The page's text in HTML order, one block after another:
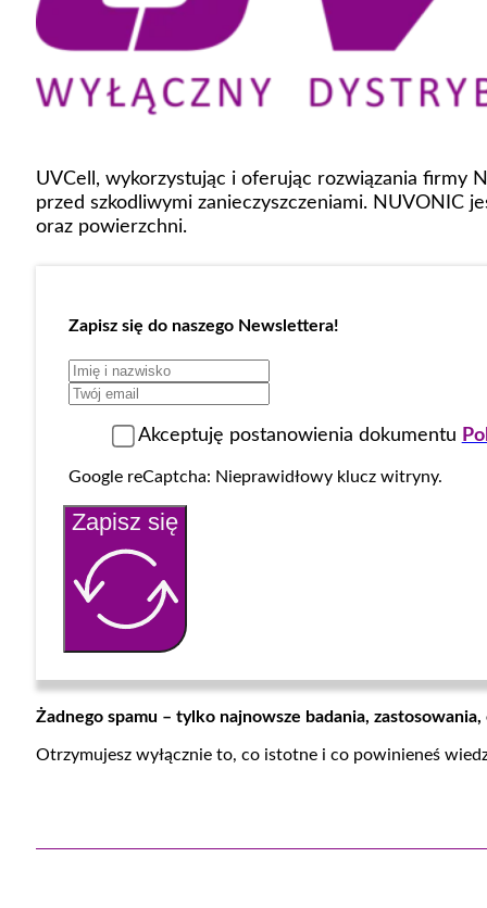
UVCell, wykorzystując i oferując rozwiązania firmy
przed szkodliwymi zanieczyszczeniami. NUVONIC
oraz powierzchni.
Zapisz się do naszego Newslettera!
Akceptuję postanowienia dokumentu
Google reCaptcha: Nieprawidłowy klucz witryny.
Zapisz się
Żadnego spamu – tylko najnowsze badania,
Otrzymujesz wyłącznie to, co istotne i co powinieneś